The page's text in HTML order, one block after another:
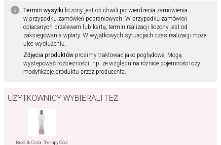
Termin wysyłki liczony jest od chwili potwierdzenia zamówienia
w przypadku zamówień pobraniowych. W przypadku zamówień
opłacanych przelewem lub kartą, termin realizacji liczony jest od
zaksięgowania wpłaty. W wyjątkowych sytuacjach czas realizacji może
ulec wydłużeniu.
Zdjęcia produktówprosimy traktować jako poglądowe. Mogą
występować rozbieżności, np. ze względu na różnice pojemności czy
modyfikacje produktu przez producenta.
UŻYTKOWNICY WYBIERALI TEŻ
BioSilk Color Therapy Cool